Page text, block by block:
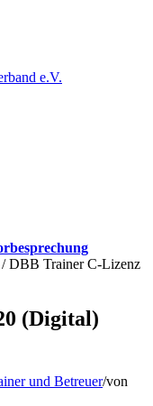
/ DBB Trainer C-Lizenz
(Digital)
und Betreuer/von